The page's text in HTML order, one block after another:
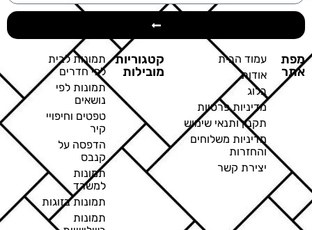
מפת
אתר
עמוד הבית
אודות
בלוג
מדיניות פרטיות
תקנון ותנאי שימוש
מדיניות משלוחים
והחזרות
יצירת קשר
קטגוריות
מובילות
תמונות לבית
לפי חדרים
תמונות לפי
נושאים
טפטים וחיפויי
קיר
הדפסה על
קנבס
תמונות
למשרד
תמונות בזוגות
תמונות